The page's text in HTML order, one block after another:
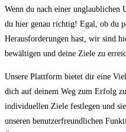
Wenn du nach einer unglaublichen
⁣du‌ hier genau richtig! Egal, ob du
Herausforderungen hast, wir sind
bewältigen und deine Ziele zu
Unsere Plattform bietet dir​ eine
dich auf deinem Weg zum Erfolg
individuellen Ziele festlegen und
unseren benutzerfreundlichen